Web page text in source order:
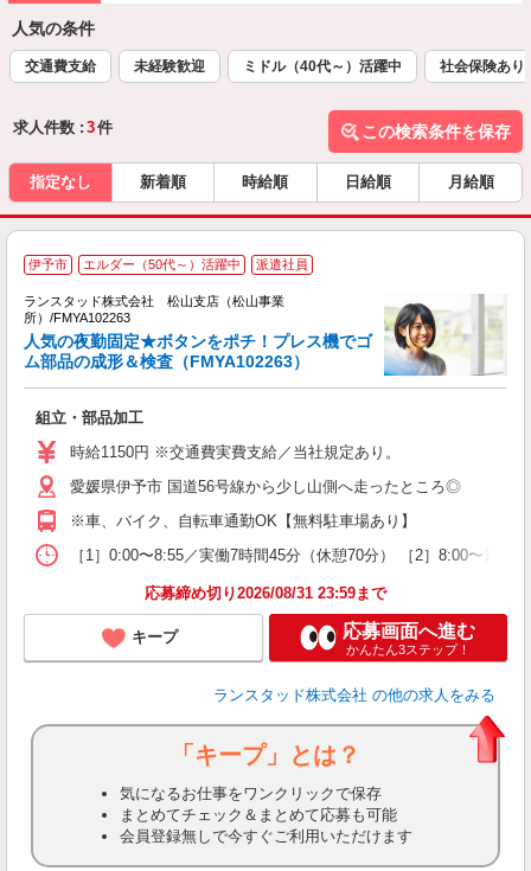
人気の条件
交通費支給 未経験歓迎 ミドル（40代～）活躍中 社会保険あり
求人件数 : 3件 この検索条件を保存
指定なし 新着順 時給順 日給順 月給順
伊予市 エルダー（50代～）活躍中 派遣社員
ランスタッド株式会社 松山支店（松山事業
所）/FMYA102263
人気の夜勤固定★ボタンをポチ！プレス機でゴ
ム部品の成形＆検査（FMYA102263）
組立・部品加工
時給1150円 ※交通費実費支給／当社規定あり。
愛媛県伊予市 国道56号線から少し山側へ走ったところ◎
※車、バイク、自転車通勤OK【無料駐車場あり】
［1］0:00〜8:55／実働7時間45分（休憩70分） ［2］8:00〜
応募締め切り2026/08/31 23:59まで
キープ 応募画面へ進む
かんたん3ステップ！
ランスタッド株式会社 の他の求人をみる
「キープ」とは？
気になるお仕事をワンクリックで保存
まとめてチェック＆まとめて応募も可能
会員登録無しで今すぐご利用いただけます